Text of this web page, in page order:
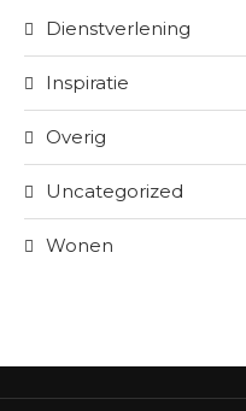
Dienstverlening
Inspiratie
Overig
Uncategorized
Wonen